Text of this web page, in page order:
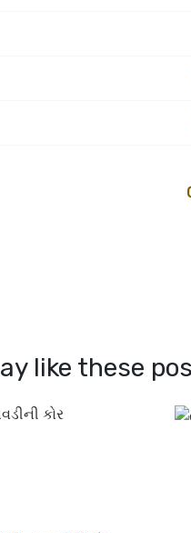
like these